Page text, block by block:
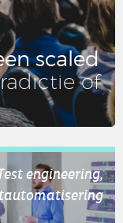
scaled
of
engineering,